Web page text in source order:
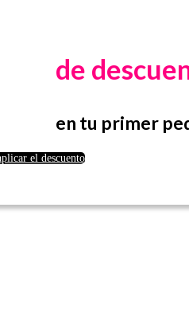
de
en tu primer
el descuento